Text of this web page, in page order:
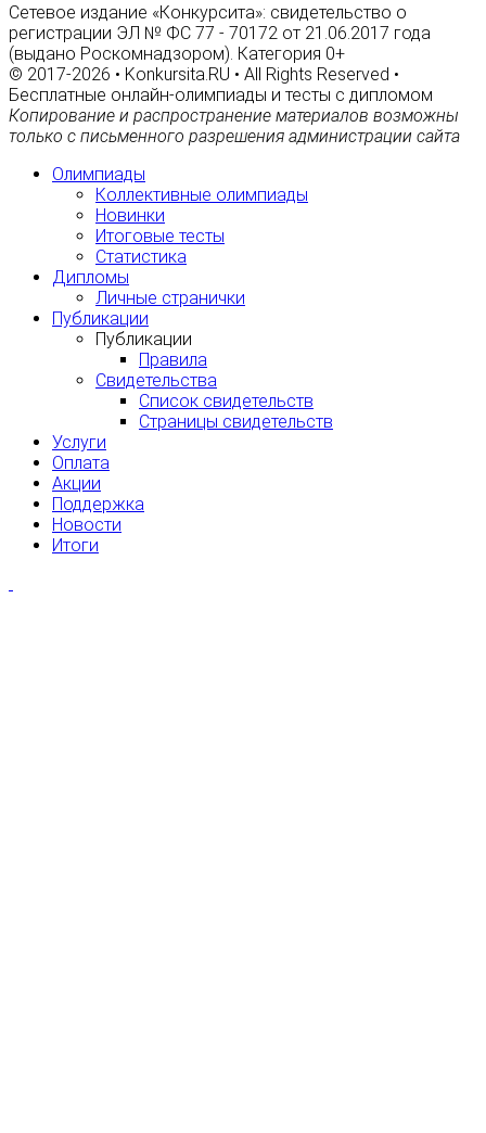
Сетевое издание «Конкурсита»: свидетельство о
регистрации ЭЛ № ФС 77 - 70172 от 21.06.2017 года
(выдано Роскомнадзором). Категория 0+
© 2017-2026 • Konkursita.RU • All Rights Reserved •
Бесплатные онлайн-олимпиады и тесты с дипломом
Копирование и распространение материалов возможны
только с письменного разрешения администрации сайта
Олимпиады
Коллективные олимпиады
Новинки
Итоговые тесты
Статистика
Дипломы
Личные странички
Публикации
Публикации
Правила
Свидетельства
Список свидетельств
Страницы свидетельств
Услуги
Оплата
Акции
Поддержка
Новости
Итоги